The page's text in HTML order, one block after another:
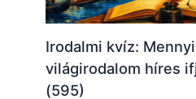
Irodalmi kvíz:
világirodalom híres
(595)